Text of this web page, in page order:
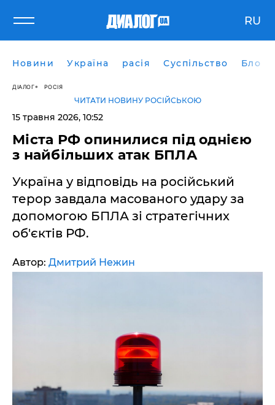
RU
Новини Україна расія Суспільство Блоги
ДІАЛОГ РОСІЯ
ЧИТАТИ НОВИНУ РОСІЙСЬКОЮ
15 травня 2026, 10:52
Міста РФ опинилися під однією
з найбільших атак БПЛА
Україна у відповідь на російський
терор завдала масованого удару за
допомогою БПЛА зі стратегічних
об'єктів РФ.
Автор: Дмитрий Нежин